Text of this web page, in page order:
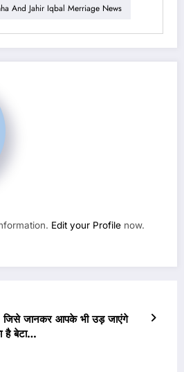
And Jahir Iqbal Merriage News
Edit your Profile now.
जानकर आपके भी उड़ जाएंगे
है बेटा…